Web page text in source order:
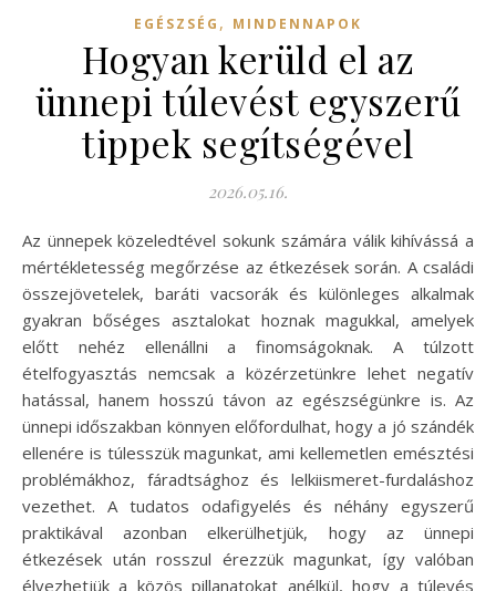
EGÉSZSÉG , MINDENNAPOK
Hogyan kerüld el az
ünnepi túlevést egyszerű
tippek segítségével
2026.05.16.
Az ünnepek közeledtével sokunk számára válik kihívássá a
mértékletesség megőrzése az étkezések során. A családi
összejövetelek, baráti vacsorák és különleges alkalmak
gyakran bőséges asztalokat hoznak magukkal, amelyek
előtt nehéz ellenállni a finomságoknak. A túlzott
ételfogyasztás nemcsak a közérzetünkre lehet negatív
hatással, hanem hosszú távon az egészségünkre is. Az
ünnepi időszakban könnyen előfordulhat, hogy a jó szándék
ellenére is túlesszük magunkat, ami kellemetlen emésztési
problémákhoz, fáradtsághoz és lelkiismeret-furdaláshoz
vezethet. A tudatos odafigyelés és néhány egyszerű
praktikával azonban elkerülhetjük, hogy az ünnepi
étkezések után rosszul érezzük magunkat, így valóban
élvezhetjük a közös pillanatokat anélkül, hogy a túlevés